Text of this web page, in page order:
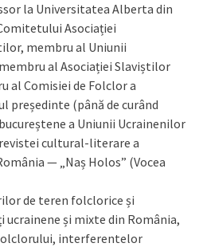
la Universitatea Alberta din
Asociației
membru al Uniunii
al Asociației Slaviștilor
al Comisiei de Folclor a
președinte (până de curând
a Uniunii Ucrainenilor
cultural-literare a
— „Naș Holos” (Vocea
de teren folclorice și
și mixte din România,
interferentelor